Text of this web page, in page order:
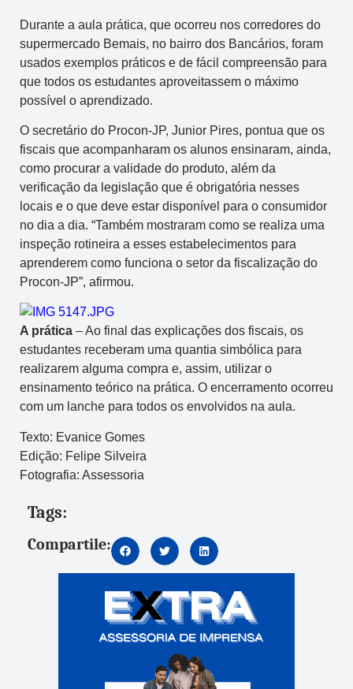
Durante a aula prática, que ocorreu nos corredores do
supermercado Bemais, no bairro dos Bancários, foram
usados exemplos práticos e de fácil compreensão para
que todos os estudantes aproveitassem o máximo
possível o aprendizado.
O secretário do Procon-JP, Junior Pires, pontua que os
fiscais que acompanharam os alunos ensinaram, ainda,
como procurar a validade do produto, além da
verificação da legislação que é obrigatória nesses
locais e o que deve estar disponível para o consumidor
no dia a dia. “Também mostraram como se realiza uma
inspeção rotineira a esses estabelecimentos para
aprenderem como funciona o setor da fiscalização do
Procon-JP”, afirmou.
A prática – Ao final das explicações dos fiscais, os
estudantes receberam uma quantia simbólica para
realizarem alguma compra e, assim, utilizar o
ensinamento teórico na prática. O encerramento ocorreu
com um lanche para todos os envolvidos na aula.
Texto: Evanice Gomes
Edição: Felipe Silveira
Fotografia: Assessoria
Tags:
Compartile: